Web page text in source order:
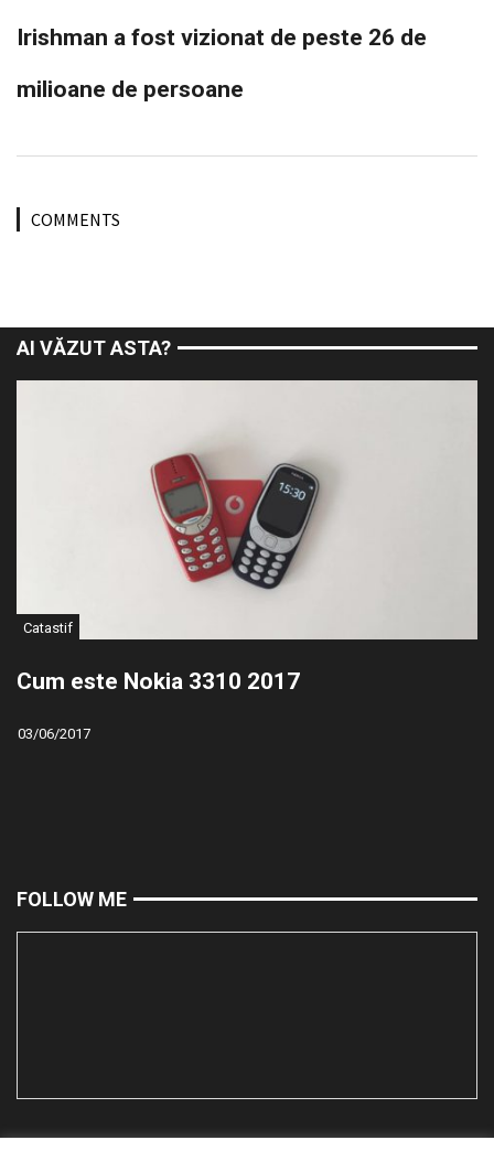
Irishman a fost vizionat de peste 26 de
milioane de persoane
COMMENTS
AI VĂZUT ASTA?
Catastif
Cum este Nokia 3310 2017
03/06/2017
FOLLOW ME